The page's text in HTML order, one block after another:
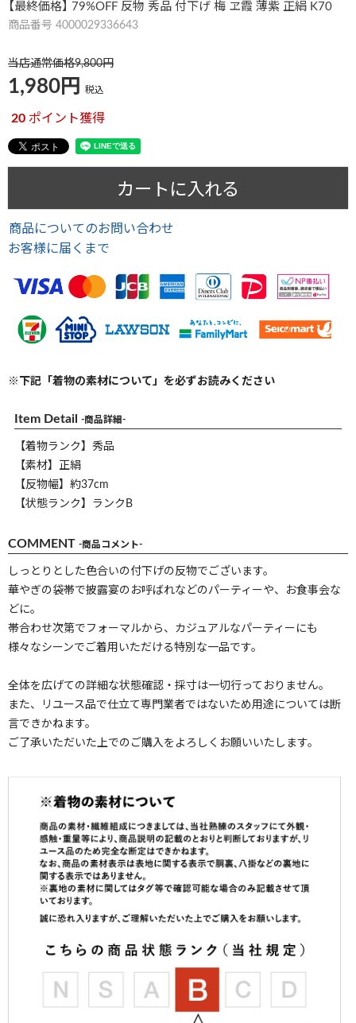
【最終価格】 79%OFF 反物 秀品 付下げ 梅 ヱ霞 薄紫 正絹 K70
商品番号 4000029336643
当店通常価格9,800
1,980 税込
20 ポイント獲得
カートに入れる
商品についてのお問い合わせ
お客様に届くまで
※下記「着物の素材について」を必ずお読みください
Item Detail -商品詳細-
【着物ランク】秀品
【素材】正絹
【反物幅】約37cm
【状態ランク】ランクB
COMMENT -商品コメント-
しっとりとした色合いの付下げの反物でございます。
華やぎの袋帯で披露宴のお呼ばれなどのパーティーや、お食事会な
どに。
帯合わせ次第でフォーマルから、カジュアルなパーティーにも
様々なシーンでご着用いただける特別な一品です。
全体を広げての詳細な状態確認・採寸は一切行っておりません。
また、リユース品で仕立て専門業者ではないため用途については断
言できかねます。
ご了承いただいた上でのご購入をよろしくお願いいたします。